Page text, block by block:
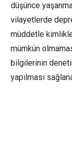
düşünce
vilayetlerde
müddetle
mümkün
bilgilerinin
yapılması